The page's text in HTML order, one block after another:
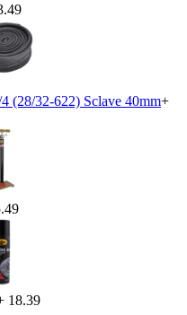
(28/32-622) Sclave 40mm+
18.39